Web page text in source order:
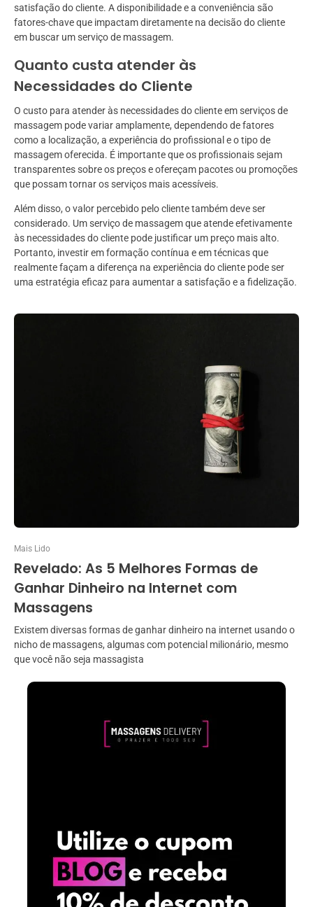
satisfação do cliente. A disponibilidade e a conveniência são
fatores-chave que impactam diretamente na decisão do cliente
em buscar um serviço de massagem.
Quanto custa atender às
Necessidades do Cliente
O custo para atender às necessidades do cliente em serviços de
massagem pode variar amplamente, dependendo de fatores
como a localização, a experiência do profissional e o tipo de
massagem oferecida. É importante que os profissionais sejam
transparentes sobre os preços e ofereçam pacotes ou promoções
que possam tornar os serviços mais acessíveis.
Além disso, o valor percebido pelo cliente também deve ser
considerado. Um serviço de massagem que atende efetivamente
às necessidades do cliente pode justificar um preço mais alto.
Portanto, investir em formação contínua e em técnicas que
realmente façam a diferença na experiência do cliente pode ser
uma estratégia eficaz para aumentar a satisfação e a fidelização.
Mais Lido
Revelado: As 5 Melhores Formas de
Ganhar Dinheiro na Internet com
Massagens
Existem diversas formas de ganhar dinheiro na internet usando o
nicho de massagens, algumas com potencial milionário, mesmo
que você não seja massagista